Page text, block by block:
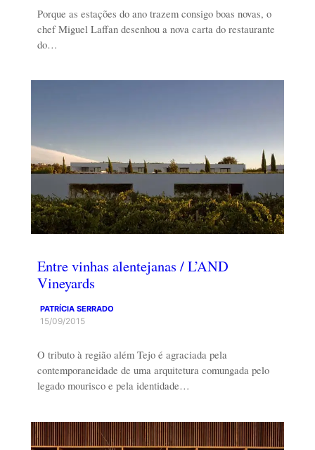
Porque as estações do ano trazem consigo boas novas, o
chef Miguel Laffan desenhou a nova carta do restaurante
do…
Entre vinhas alentejanas / L’AND
Vineyards
PATRÍCIA SERRADO
15/09/2015
O tributo à região além Tejo é agraciada pela
contemporaneidade de uma arquitetura comungada pelo
legado mourisco e pela identidade…